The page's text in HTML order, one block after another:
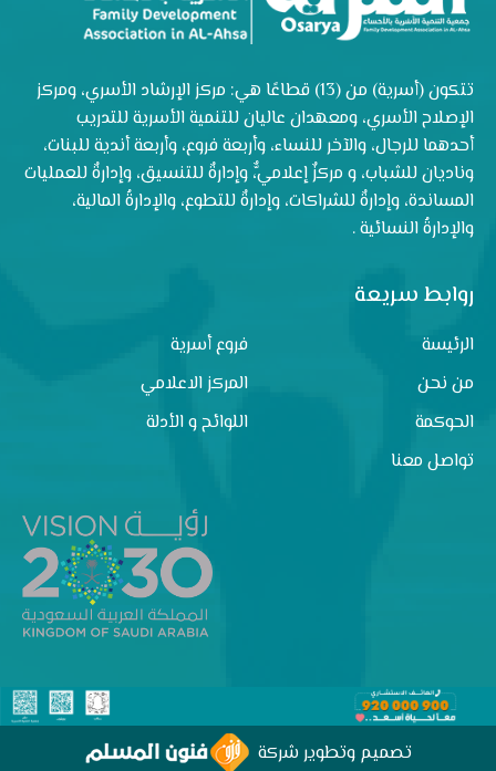
تتكون (أسرية) من (13) قطاعًا هي: مركز الإرشاد الأسري، ومركز
الإصلاح الأسري، ومعهدان عاليان للتنمية الأسرية للتدريب
أحدهما للرجال، والآخر للنساء، وأربعة فروع، وأربعة أندية للبنات،
وناديان للشباب، و مركزٌ إعلاميٌّ، وإدارةٌ للتنسيق، وإدارةٌ للعمليات
المساندة، وإدارةٌ للشراكات، وإدارةٌ للتطوع، والإدارةُ المالية،
والإدارةُ النسائية .
روابط سريعة
الرئيسة
فروع أسرية
من نحن
المركز الاعلامي
الحوكمة
اللوائح و الأدلة
تواصل معنا
تصميم وتطوير شركة